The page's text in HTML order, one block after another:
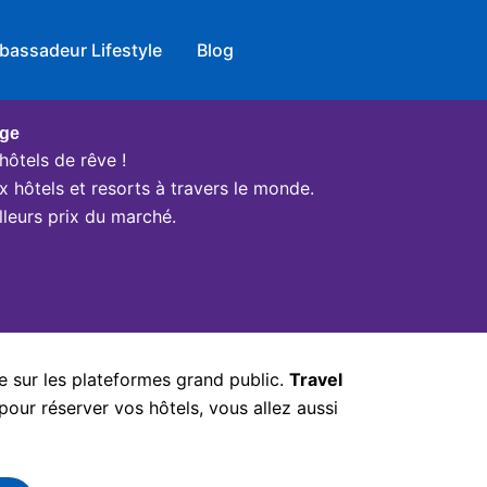
Lifestyle Blog
de rêve !
hôtels et resorts à travers le monde.
prix du marché.
sur les plateformes grand public. Travel
réserver vos hôtels, vous allez aussi